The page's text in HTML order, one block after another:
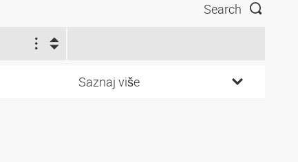
Search
Saznaj više